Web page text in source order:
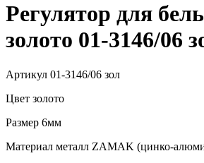
Регулятор для
золото 01-3146/06
Артикул 01-3146/06 зол
Цвет золото
Размер 6мм
Материал металл ZAMAK (цинко-